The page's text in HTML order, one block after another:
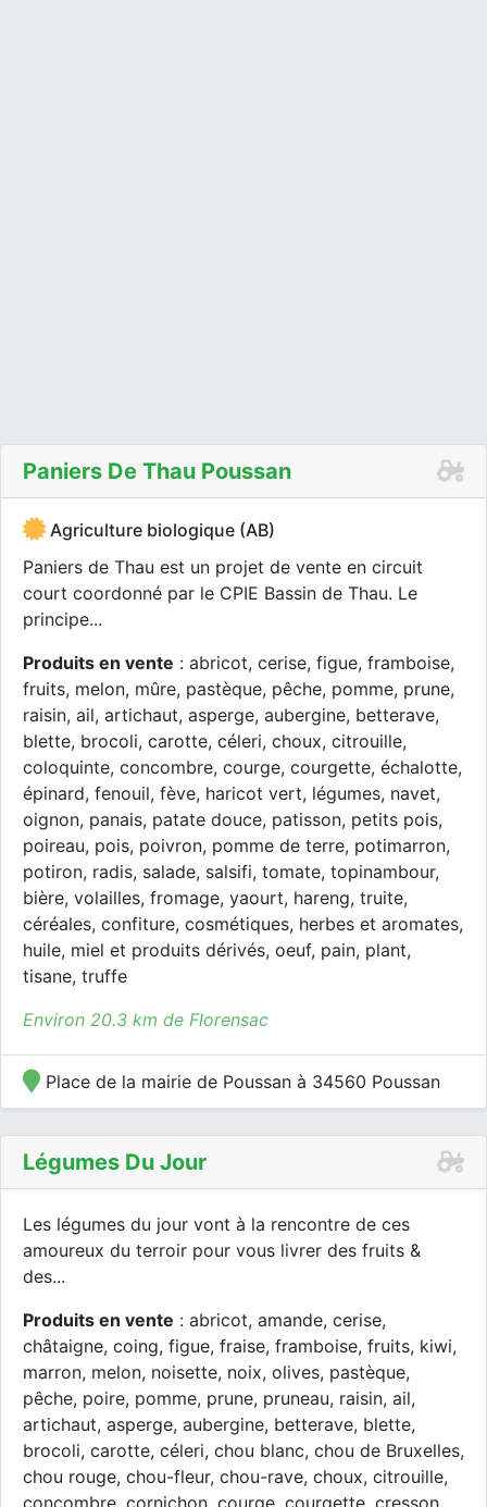
Paniers De Thau Poussan
Agriculture biologique (AB)
Paniers de Thau est un projet de vente en circuit
court coordonné par le CPIE Bassin de Thau. Le
principe...
Produits en vente : abricot, cerise, figue, framboise,
fruits, melon, mûre, pastèque, pêche, pomme, prune,
raisin, ail, artichaut, asperge, aubergine, betterave,
blette, brocoli, carotte, céleri, choux, citrouille,
coloquinte, concombre, courge, courgette, échalotte,
épinard, fenouil, fève, haricot vert, légumes, navet,
oignon, panais, patate douce, patisson, petits pois,
poireau, pois, poivron, pomme de terre, potimarron,
potiron, radis, salade, salsifi, tomate, topinambour,
bière, volailles, fromage, yaourt, hareng, truite,
céréales, confiture, cosmétiques, herbes et aromates,
huile, miel et produits dérivés, oeuf, pain, plant,
tisane, truffe
Environ 20.3 km de Florensac
Place de la mairie de Poussan à 34560 Poussan
Légumes Du Jour
Les légumes du jour vont à la rencontre de ces
amoureux du terroir pour vous livrer des fruits &
des...
Produits en vente : abricot, amande, cerise,
châtaigne, coing, figue, fraise, framboise, fruits, kiwi,
marron, melon, noisette, noix, olives, pastèque,
pêche, poire, pomme, prune, pruneau, raisin, ail,
artichaut, asperge, aubergine, betterave, blette,
brocoli, carotte, céleri, chou blanc, chou de Bruxelles,
chou rouge, chou-fleur, chou-rave, choux, citrouille,
concombre, cornichon, courge, courgette, cresson,